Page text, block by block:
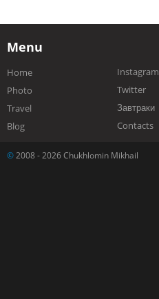
Menu
Home
Photo
Travel
Blog
Instagram
Twitter
Завтраки
Contacts
© 2008 - 2026 Chukhlomin Mikhail